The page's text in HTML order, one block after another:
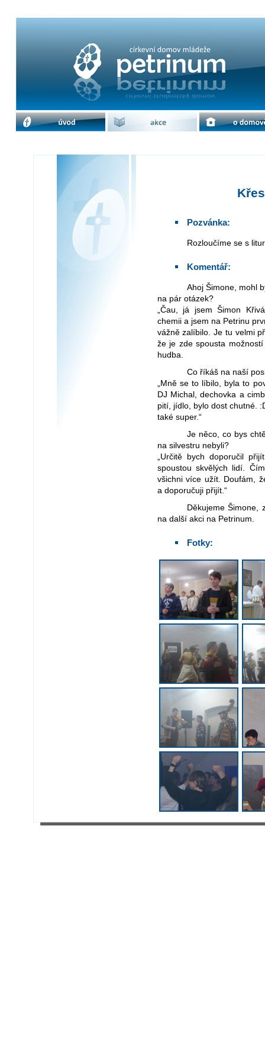
Křesťanský silvestr | cdm Petrinum
Pozvánka:
Rozloučíme se s
Komentář:
Ahoj Šimone, mohl by ses nám krátce představit a odpovědět nám
na pár otázek?
„Čau, já jsem Šimon
chemii a jsem na Petrinu
vážně zalíbilo. Je tu velmi
že je zde spousta
hudba.
Co říkáš na naší
„Mně se to líbilo, byla to
DJ Michal, dechovka a
pití, jídlo, bylo dost chutné.
také super.“
Je něco, co bys chtěl vzkázat budoucím prvákům, nebo lidem co
na silvestru nebyli?
„Určitě bych doporučil
spoustou skvělých lidí.
všichni více užít. Doufám,
a doporučuji přijít.“
Děkujeme Šimone, za rozhovor. Těšíme se, že se zase uvidíme
na další akci na Petrinum.
Fotky:
úvod akce o domově